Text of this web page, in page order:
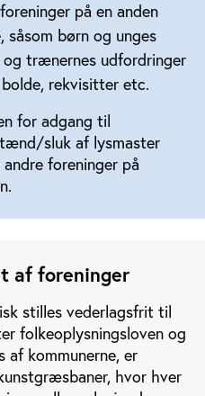
på en anden
såsom børn og unges
trænernes udfordringer
rekvisitter etc.
for adgang til
sluk af lysmaster
foreninger på
af foreninger
stilles vederlagsfrit til
folkeoplysningsloven og
kommunerne, er
hvor hver